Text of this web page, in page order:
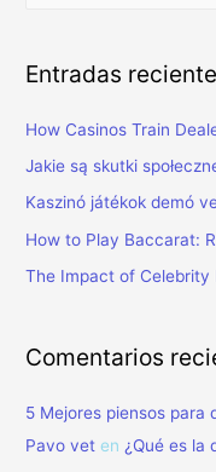
c
p
o
r
:
Entradas
How Casinos Train
Jakie są skutki
Kaszinó játékok demó
How to Play Baccarat:
The Impact of Celebrity
Comentarios
5 Mejores piensos para
Pavo vet en ¿Qué es la